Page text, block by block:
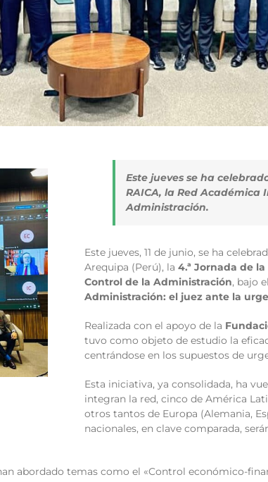
Este jueves se ha
RAICA, la Red
Administración.
Este jueves, 11 de junio, se ha
Arequipa (Perú), la 4.ª Jornada de
Control de la Administración, bajo
Administración: el juez ante la
Realizada con el apoyo de la
tuvo como objeto de estudio la
centrándose en los supuestos de
Esta iniciativa, ya consolidada, ha
integran la red, cinco de América
otros tantos de Europa (Alemania,
nacionales, en clave comparada,
abordado temas como el «Control económico-